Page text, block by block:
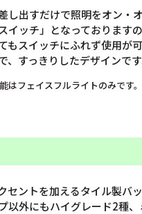
し出すだけで照明をオン・
イッチ」となっております
もスイッチにふれず使用が
、すっきりしたデザインです
はフェイスフルライトのみです。
セントを加えるタイル製バ
以外にもハイグレード2種